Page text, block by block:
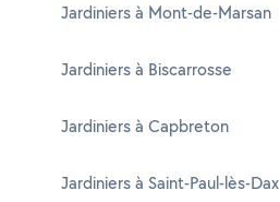
Jardiniers à Mont-de-Marsan
Jardiniers à Biscarrosse
Jardiniers à Capbreton
Jardiniers à Saint-Paul-lès-Dax